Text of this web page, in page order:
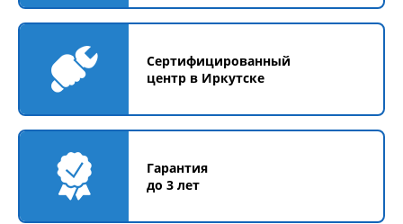
Сертифицированный
центр в Иркутске
Гарантия
до 3 лет